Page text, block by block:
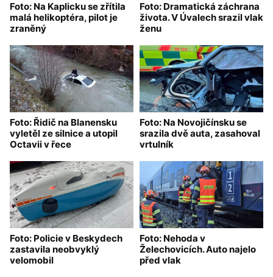
Foto: Na Kaplicku se zřítila
malá helikoptéra, pilot je
zraněný
Foto: Dramatická záchrana
života. V Úvalech srazil vlak
ženu
Foto: Řidič na Blanensku
vyletěl ze silnice a utopil
Octavii v řece
Foto: Na Novojičínsku se
srazila dvě auta, zasahoval
vrtulník
Foto: Policie v Beskydech
zastavila neobvyklý
velomobil
Foto: Nehoda v
Želechovicích. Auto najelo
před vlak